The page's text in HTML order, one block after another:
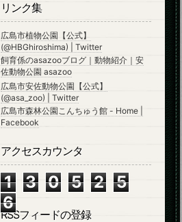
リンク集
広島市植物公園【公式】
(@HBGhiroshima) | Twitter
飼育係のasazooブログ｜動物紹介｜安
佐動物公園 asazoo
広島市安佐動物公園【公式】
(@asa_zoo) | Twitter
広島市森林公園こんちゅう館 - Home |
Facebook
アクセスカウンタ
1 3 0 5 2
5
6
RSSフィードの登録